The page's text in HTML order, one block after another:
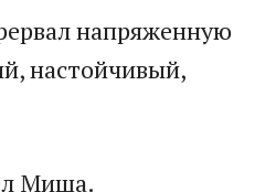
напряженную
настойчивый,
Миша.